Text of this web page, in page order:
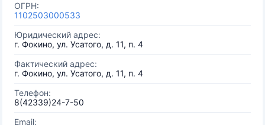
ОГРН:
1102503000533
Юридический адрес:
г. Фокино, ул. Усатого, д. 11, п. 4
Фактический адрес:
г. Фокино, ул. Усатого, д. 11, п. 4
Телефон:
8(42339)24-7-50
Email: